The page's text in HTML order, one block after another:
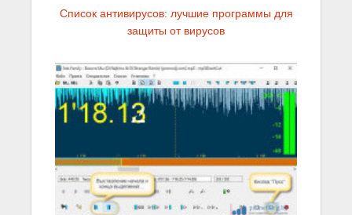
Список антивирусов: лучшие программы для
защиты от вирусов